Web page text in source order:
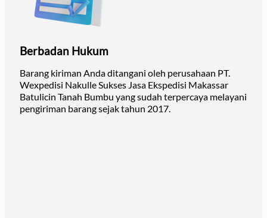
Berbadan Hukum
Barang kiriman Anda ditangani oleh perusahaan PT.
Wexpedisi Nakulle Sukses Jasa Ekspedisi Makassar
Batulicin Tanah Bumbu yang sudah terpercaya melayani
pengiriman barang sejak tahun 2017.